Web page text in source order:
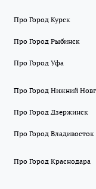
Про Город Курск
Про Город Рыбинск
Про Город Уфа
Про Город Нижний
Про Город Дзержинск
Про Город Владивосток
Про Город Краснодара